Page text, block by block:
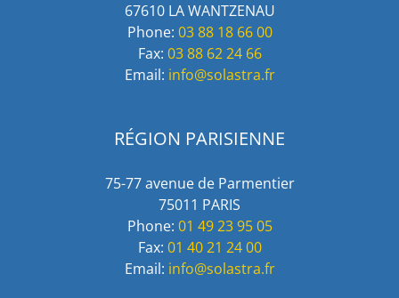
67610 LA WANTZENAU
Phone: 03 88 18 66 00
Fax: 03 88 62 24 66
Email: info@solastra.fr
RÉGION PARISIENNE
75-77 avenue de Parmentier
75011 PARIS
Phone: 01 49 23 95 05
Fax: 01 40 21 24 00
Email: info@solastra.fr